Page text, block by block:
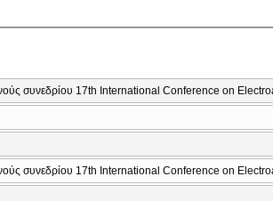
συνεδρίου 17th International Conference on
συνεδρίου 17th International Conference on